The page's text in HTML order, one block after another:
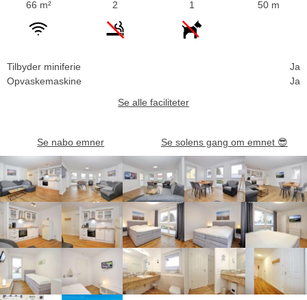
66 m² 2 1 50 m
Tilbyder miniferie
Ja
Opvaskemaskine
Ja
Se alle faciliteter
Se nabo emner Se solens gang om emnet 😎